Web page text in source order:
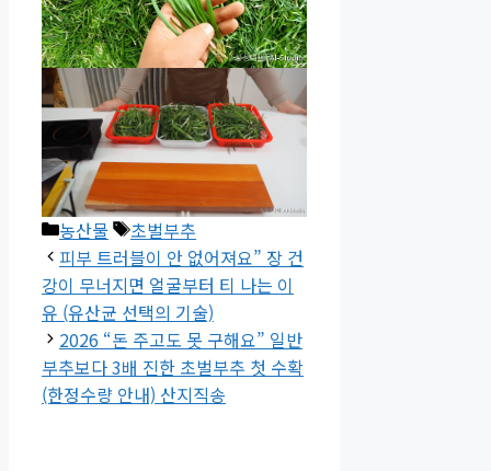
카
테
고
리
농산물
태
그
초벌부추
피부 트러블이 안 없어져요” 장 건
강이 무너지면 얼굴부터 티 나는 이
유 (유산균 선택의 기술)
2026 “돈 주고도 못 구해요” 일반
부추보다 3배 진한 초벌부추 첫 수확
(한정수량 안내) 산지직송